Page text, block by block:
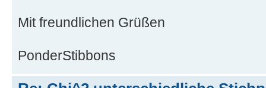
Mit freundlichen Grüßen
PonderStibbons